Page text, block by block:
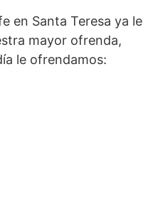
en Santa Teresa ya le
mayor ofrenda,
le ofrendamos: